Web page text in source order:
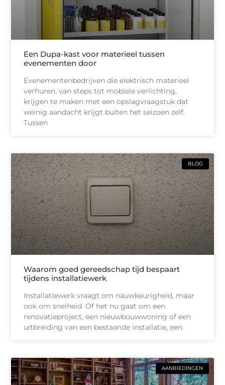
Een Dupa-kast voor materieel tussen
evenementen door
Evenementenbedrijven die elektrisch materieel
verhuren, van steps tot mobiele verlichting,
krijgen te maken met een opslagvraagstuk dat
weinig aandacht krijgt buiten het seizoen zelf.
Tussen
BLOG
Waarom goed gereedschap tijd bespaart
tijdens installatiewerk
Installatiewerk vraagt om nauwkeurigheid, maar
ook om snelheid. Of het nu gaat om een
renovatieproject, een nieuwbouwwoning of een
uitbreiding van een bestaande installatie, een
AANBIEDINGEN